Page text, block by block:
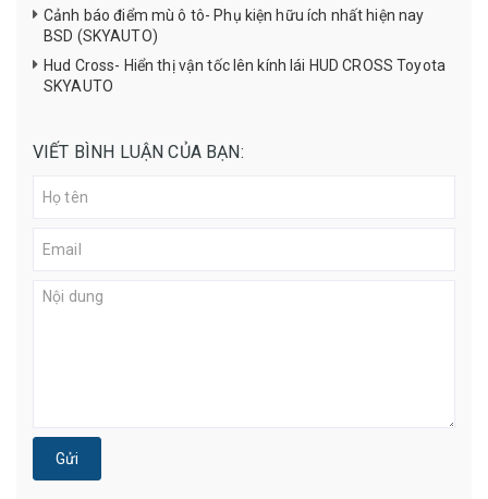
Cảnh báo điểm mù ô tô- Phụ kiện hữu ích nhất hiện nay
BSD (SKYAUTO)
Hud Cross- Hiển thị vận tốc lên kính lái HUD CROSS Toyota
SKYAUTO
VIẾT BÌNH LUẬN CỦA BẠN:
Gửi